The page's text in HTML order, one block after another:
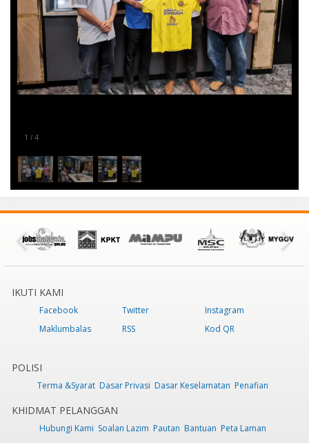
1 / 4
IKUTI KAMI
Facebook Twitter
Instagram
Maklumbalas
RSS Kod QR
POLISI
Terma &Syarat Dasar Privasi Dasar Keselamatan Penafian
KHIDMAT PELANGGAN
Hubungi Kami Soalan Lazim Pautan Bantuan Peta Laman